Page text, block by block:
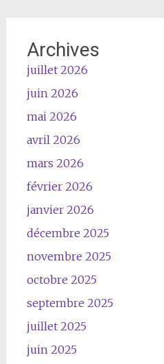
Archives
juillet 2026
juin 2026
mai 2026
avril 2026
mars 2026
février 2026
janvier 2026
décembre 2025
novembre 2025
octobre 2025
septembre 2025
juillet 2025
juin 2025